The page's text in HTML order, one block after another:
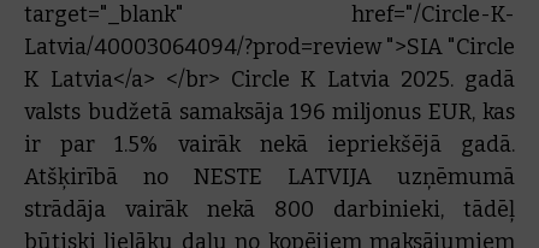
target="_blank" href="/Circle-K-
Latvia/40003064094/?prod=review ">SIA "Circle
K Latvia</a> </br> Circle K Latvia 2025. gadā
valsts budžetā samaksāja 196 miljonus EUR, kas
ir par 1.5% vairāk nekā iepriekšējā gadā.
Atšķirībā no NESTE LATVIJA uzņēmumā
strādāja vairāk nekā 800 darbinieki, tādēļ
būtiski lielāku daļu no kopējiem maksājumiem